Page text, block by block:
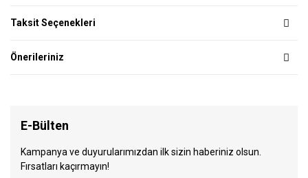
Taksit Seçenekleri
Önerileriniz
E-Bülten
Kampanya ve duyurularımızdan ilk sizin haberiniz olsun.
Fırsatları kaçırmayın!